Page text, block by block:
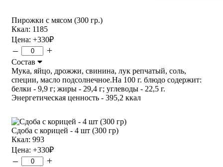
Пирожки с мясом (300 гр.)
Ккал: 1185
Цена: +330₽
– +
Состав
Мука, яйцо, дрожжи, свинина, лук репчатый, соль,
специи, масло подсолнечное.На 100 г. блюдо содержит:
белки - 9,9 г; жиры - 29,4 г; углеводы - 22,5 г.
Энергетическая ценность - 395,2 ккал
Сдоба с корицей - 4 шт (300 гр)
Ккал: 993
Цена: +330₽
– +